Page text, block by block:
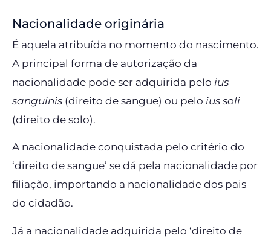
Nacionalidade originária
É aquela atribuída no momento do nascimento.
A principal forma de autorização da
nacionalidade pode ser adquirida pelo ius
sanguinis (direito de sangue) ou pelo ius soli
(direito de solo).
A nacionalidade conquistada pelo critério do
‘direito de sangue’ se dá pela nacionalidade por
filiação, importando a nacionalidade dos pais
do cidadão.
Já a nacionalidade adquirida pelo ‘direito de